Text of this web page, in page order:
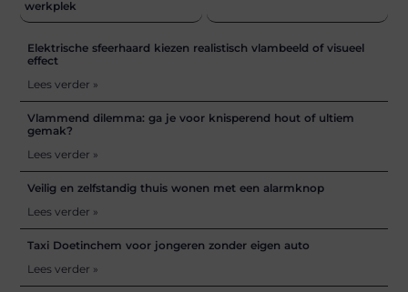
werkplek
Elektrische sfeerhaard kiezen realistisch vlambeeld of visueel
effect
Lees verder »
Vlammend dilemma: ga je voor knisperend hout of ultiem
gemak?
Lees verder »
Veilig en zelfstandig thuis wonen met een alarmknop
Lees verder »
Taxi Doetinchem voor jongeren zonder eigen auto
Lees verder »